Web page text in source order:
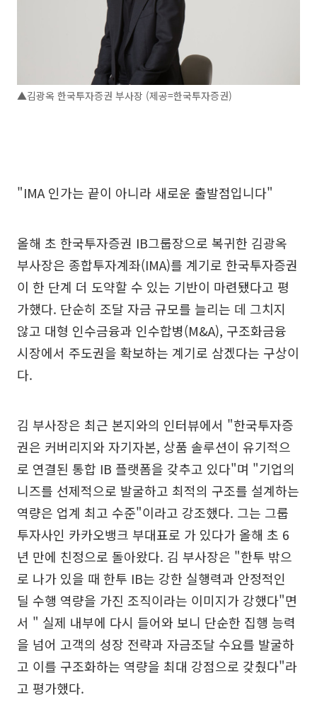
▲김광옥 한국투자증권 부사장 (제공=한국투자증권)
"IMA 인가는 끝이 아니라 새로운 출발점입니다"
올해 초 한국투자증권 IB그룹장으로 복귀한 김광옥
부사장은 종합투자계좌(IMA)를 계기로 한국투자증권
이 한 단계 더 도약할 수 있는 기반이 마련됐다고 평
가했다. 단순히 조달 자금 규모를 늘리는 데 그치지
않고 대형 인수금융과 인수합병(M&A), 구조화금융
시장에서 주도권을 확보하는 계기로 삼겠다는 구상이
다.
김 부사장은 최근 본지와의 인터뷰에서 "한국투자증
권은 커버리지와 자기자본, 상품 솔루션이 유기적으
로 연결된 통합 IB 플랫폼을 갖추고 있다"며 "기업의
니즈를 선제적으로 발굴하고 최적의 구조를 설계하는
역량은 업계 최고 수준"이라고 강조했다. 그는 그룹
투자사인 카카오뱅크 부대표로 가 있다가 올해 초 6
년 만에 친정으로 돌아왔다. 김 부사장은 "한투 밖으
로 나가 있을 때 한투 IB는 강한 실행력과 안정적인
딜 수행 역량을 가진 조직이라는 이미지가 강했다"면
서 " 실제 내부에 다시 들어와 보니 단순한 집행 능력
을 넘어 고객의 성장 전략과 자금조달 수요를 발굴하
고 이를 구조화하는 역량을 최대 강점으로 갖췄다"라
고 평가했다.